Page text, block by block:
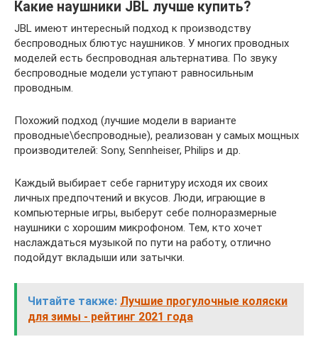
Какие наушники JBL лучше купить?
JBL имеют интересный подход к производству
беспроводных блютус наушников. У многих проводных
моделей есть беспроводная альтернатива. По звуку
беспроводные модели уступают равносильным
проводным.
Похожий подход (лучшие модели в варианте
проводные\беспроводные), реализован у самых мощных
производителей: Sony, Sennheiser, Philips и др.
Каждый выбирает себе гарнитуру исходя их своих
личных предпочтений и вкусов. Люди, играющие в
компьютерные игры, выберут себе полноразмерные
наушники с хорошим микрофоном. Тем, кто хочет
наслаждаться музыкой по пути на работу, отлично
подойдут вкладыши или затычки.
Читайте также: Лучшие прогулочные коляски
для зимы - рейтинг 2021 года